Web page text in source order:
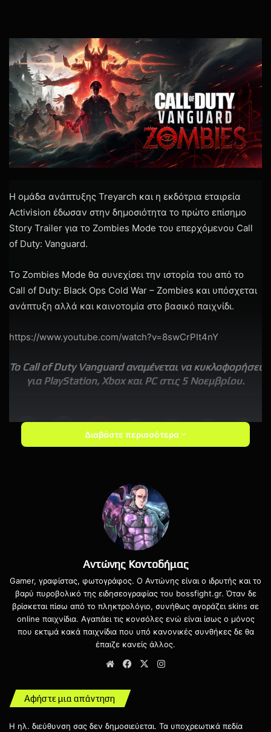
Η ομάδα ανάπτυξης Treyarch και η εκδότρια εταιρεία
Activision έδωσαν στην δημοσιότητα το πρώτο επίσημο
Story Trailer για το Zombies Mode του επερχόμενου Call
of Duty: Vanguard.
Το Zombies Μode θα συνεχίσει την ιστορία του από το
Call of Duty: Black Ops Cold War – Zombies και υπόσχεται
ανάπτυξη αλλά και καινοτομία στο βασικό παιχνίδι.
https://www.youtube.com/watch?v=8swCrPIt4nY
Το Call of Duty Vanguard αναμένεται να κυκλοφορήσει
για PlayStation, Xbox και PC στις 5 Νοεμβρίου.
Call of Duty: Vanguard
PlayStation 5
Xbox Series
Διαβάστε περισσότερα
Αντώνης Κοντοδήμας
Gamer, γραφίστας, φωτογράφος. Ο Αντώνης είναι ο ιδρυτής και το
βαρύ πυροβολικό της ειδησεογραφίας του bossfight.gr. Όταν δε
βρίσκεται πίσω από το πληκτρολόγιο, συνήθως αγοράζει skins σε
online παιχνίδια. Αγαπάει τις κονσόλες ενώ είναι ίσως ο μόνος
που εκτιμά κακά παιχνίδια που υπό κανονικές συνθήκες δε θα
έπαιζε κανείς άλλος.
WebsiteFacebook
X
Αφήστε μια απάντηση
Η ηλ. διεύθυνση σας δεν δημοσιεύεται. Τα υποχρεωτικά πεδία